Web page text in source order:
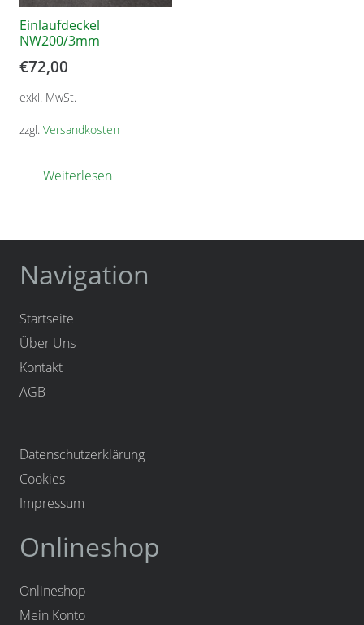
Einlaufdeckel
NW200/3mm
€72,00
exkl. MwSt.
zzgl. Versandkosten
Weiterlesen
Navigation
Startseite
Über Uns
Kontakt
AGB
Datenschutzerklärung
Cookies
Impressum
Onlineshop
Onlineshop
Mein Konto